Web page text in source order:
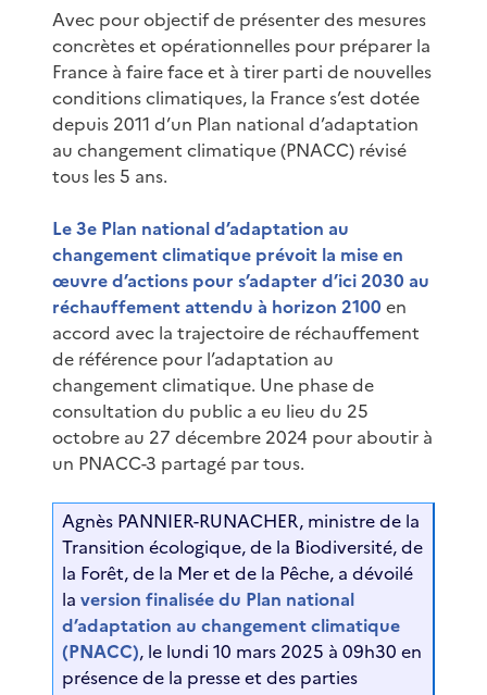
Avec pour objectif de présenter des mesures
concrètes et opérationnelles pour préparer la
France à faire face et à tirer parti de nouvelles
conditions climatiques, la France s’est dotée
depuis 2011 d’un Plan national d’adaptation
au changement climatique (PNACC) révisé
tous les 5 ans.
Le 3e Plan national d’adaptation au
changement climatique prévoit la mise en
œuvre d’actions pour s’adapter d’ici 2030 au
réchauffement attendu à horizon 2100 en
accord avec la trajectoire de réchauffement
de référence pour l’adaptation au
changement climatique. Une phase de
consultation du public a eu lieu du 25
octobre au 27 décembre 2024 pour aboutir à
un PNACC-3 partagé par tous.
Agnès PANNIER-RUNACHER, ministre de la
Transition écologique, de la Biodiversité, de
la Forêt, de la Mer et de la Pêche, a dévoilé
la version finalisée du Plan national
d’adaptation au changement climatique
(PNACC), le lundi 10 mars 2025 à 09h30 en
présence de la presse et des parties